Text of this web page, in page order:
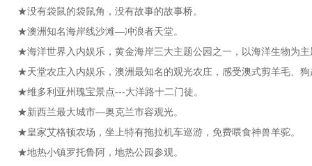
★没有袋鼠的袋鼠角，没有故事的故事桥。
★澳洲知名海岸线沙滩—冲浪者天堂。
★海洋世界入内娱乐，黄金海岸三大主题公园之一，以海洋生物为
★天堂农庄入内娱乐，澳洲最知名的观光农庄，感受澳式剪羊毛、
★维多利亚州瑰宝景点---大洋路十二门徒。
★新西兰最大城市—奥克兰市容观光。
★皇家艾格顿农场，坐上特有拖拉机车巡游，免费喂食神兽羊驼。
★地热小镇罗托鲁阿，地热公园参观。